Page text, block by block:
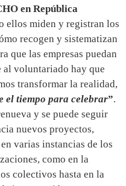
en República
ellos miden y registran los
recogen y sistematizan
que las empresas puedan
voluntariado hay que
transformar la realidad,
el tiempo para celebrar”.
y se puede seguir
nuevos proyectos,
varias instancias de los
como en la
colectivos hasta en la